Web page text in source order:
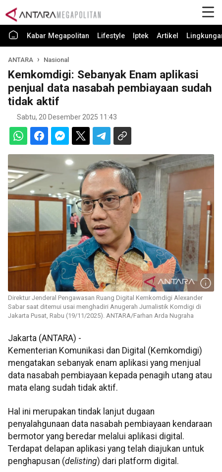
Kabar Megapolitan Lifestyle Iptek Artikel
ANTARA Nasional
Kemkomdigi: Sebanyak Enam aplikasi
penjual data nasabah pembiayaan sudah
tidak aktif
Sabtu, 20 Desember 2025 11:43
Direktur Jenderal Pengawasan Ruang Digital Kemkomdigi Alexander
Sabar saat ditemui usai menghadiri Anugerah Jurnalistik Komdigi di
Jakarta Pusat, Rabu (19/11/2025). ANTARA/Farhan Arda Nugraha
Jakarta (ANTARA) -
Kementerian Komunikasi dan Digital (Kemkomdigi)
mengatakan sebanyak enam aplikasi yang menjual
data nasabah pembiayaan kepada penagih utang atau
mata elang sudah tidak aktif.
Hal ini merupakan tindak lanjut dugaan
penyalahgunaan data nasabah pembiayaan kendaraan
bermotor yang beredar melalui aplikasi digital.
Terdapat delapan aplikasi yang telah diajukan untuk
penghapusan (delisting) dari platform digital.